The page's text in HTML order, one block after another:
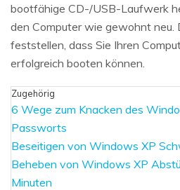
bootfähige CD-/USB-Laufwerk
den Computer wie gewohnt neu.
feststellen, dass Sie Ihren
erfolgreich booten können.
Zugehörig
6 Wege zum Knacken des
Passworts
Beseitigen von Windows XP
Beheben von Windows XP
Minuten